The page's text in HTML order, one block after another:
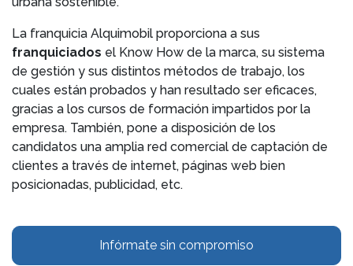
La franquicia Alquimobil proporciona a sus
franquiciados el Know How de la marca, su sistema
de gestión y sus distintos métodos de trabajo, los
cuales están probados y han resultado ser eficaces,
gracias a los cursos de formación impartidos por la
empresa. También, pone a disposición de los
candidatos una amplia red comercial de captación de
clientes a través de internet, páginas web bien
posicionadas, publicidad, etc.
Infórmate sin compromiso